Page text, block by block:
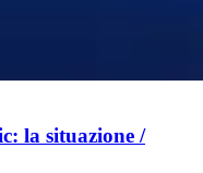
la situazione /